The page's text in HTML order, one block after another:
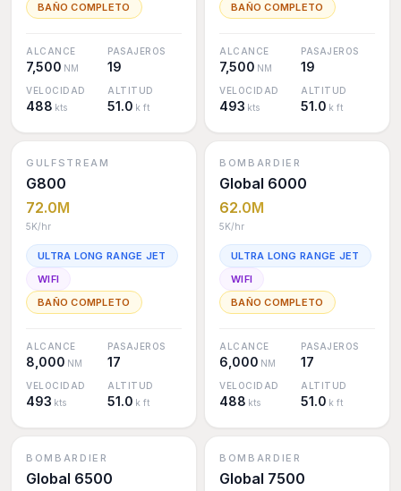
BAÑO COMPLETO
ALCANCE
7,500 NM
PASAJEROS
19
VELOCIDAD
488 kts
ALTITUD
51.0 k ft
BAÑO COMPLETO
ALCANCE
7,500 NM
PASAJEROS
19
VELOCIDAD
493 kts
ALTITUD
51.0 k ft
GULFSTREAM
G800
72.0M
5K/hr
ULTRA LONG RANGE JET
WIFI
BAÑO COMPLETO
ALCANCE
8,000 NM
PASAJEROS
17
VELOCIDAD
493 kts
ALTITUD
51.0 k ft
BOMBARDIER
Global 6000
62.0M
5K/hr
ULTRA LONG RANGE JET
WIFI
BAÑO COMPLETO
ALCANCE
6,000 NM
PASAJEROS
17
VELOCIDAD
488 kts
ALTITUD
51.0 k ft
BOMBARDIER
Global 6500
BOMBARDIER
Global 7500